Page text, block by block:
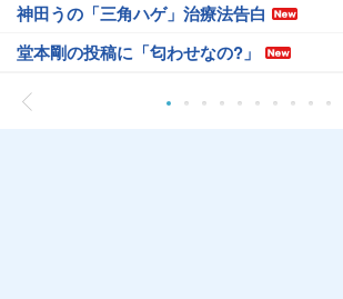
神田うの「三角ハゲ」治療法告白
堂本剛の投稿に「匂わせなの?」